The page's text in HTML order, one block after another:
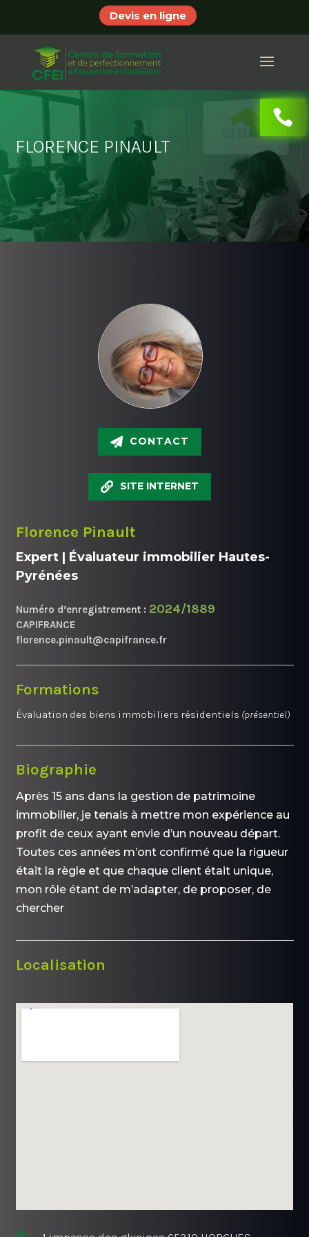
Devis en ligne
FLORENCE PINAULT
CONTACT
SITE INTERNET
Florence Pinault
Expert | Évaluateur immobilier Hautes-
Pyrénées
Numéro d’enregistrement : 2024/1889
CAPIFRANCE
florence.pinault@capifrance.fr
Formations
Évaluation des biens immobiliers résidentiels (présentiel)
Biographie
Après 15 ans dans la gestion de patrimoine
immobilier, je tenais à mettre mon expérience au
profit de ceux ayant envie d’un nouveau départ.
Toutes ces années m’ont confirmé que la rigueur
était la règle et que chaque client était unique,
mon rôle étant de m’adapter, de proposer, de
chercher
Localisation